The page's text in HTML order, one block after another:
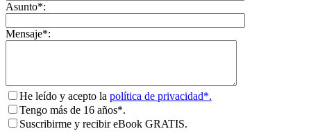
Asunto*:
Mensaje*:
He leído y acepto la política de privacidad*.
Tengo más de 16 años*.
Suscribirme y recibir eBook GRATIS.